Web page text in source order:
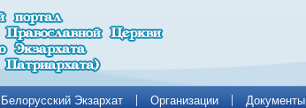
Белорусский Экзархат Организации Документы